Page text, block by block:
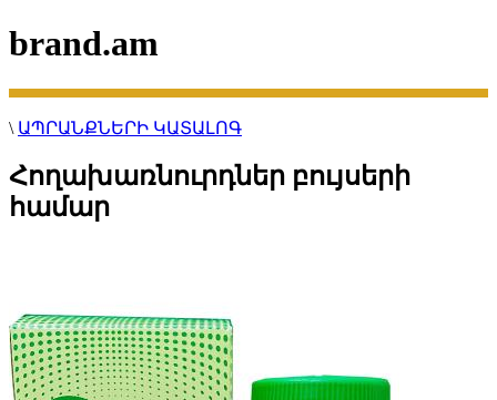
brand.am
\ ԱՊՐԱՆՔՆԵՐԻ ԿԱՏԱԼՈԳ
Հողախառնուրդներ բույսերի
համար